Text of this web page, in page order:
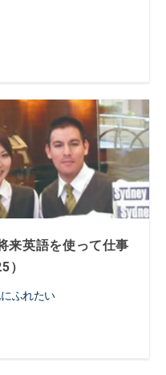
来英語を使って仕事
）
ふれたい